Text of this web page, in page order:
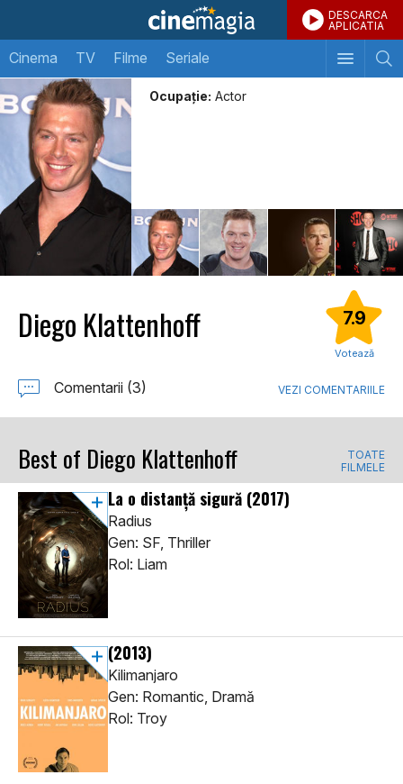
DESCARCA
APLICATIA
Cinema TV Filme Seriale
Ocupație: Actor
Diego Klattenhoff 7.9
Votează
Comentarii (3) VEZI COMENTARIILE
Best of Diego Klattenhoff
TOATE
FILMELE
La o distanță sigură (2017)
Radius
Gen: SF, Thriller
Rol: Liam
(2013)
Kilimanjaro
Gen: Romantic, Dramă
Rol: Troy